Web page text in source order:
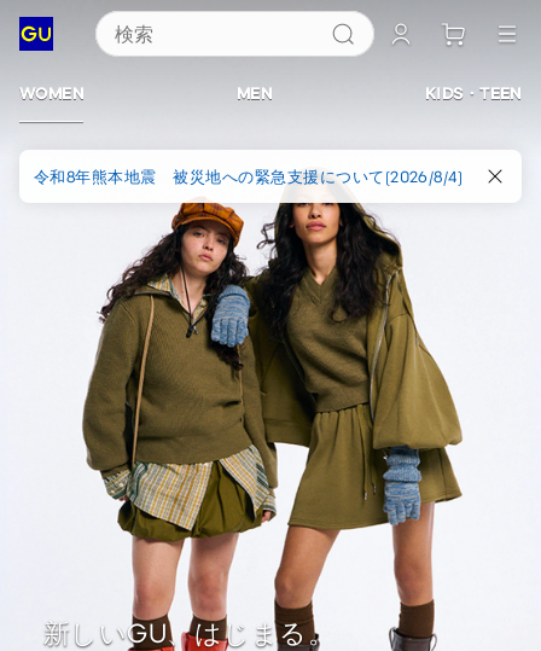
ジ
ー
ユ
検索
WOMEN MEN KIDS・TEEN
令和8年熊本地震 被災地への緊急支援について(2026/8/4)
新しいGU、はじまる。